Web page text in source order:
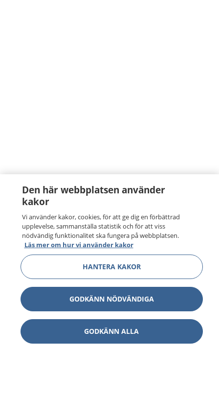
Den här webbplatsen använder
kakor
Vi använder kakor, cookies, för att ge dig en förbättrad
upplevelse, sammanställa statistik och för att viss
nödvändig funktionalitet ska fungera på webbplatsen.
Läs mer om hur vi använder kakor
HANTERA KAKOR
GODKÄNN NÖDVÄNDIGA
GODKÄNN ALLA